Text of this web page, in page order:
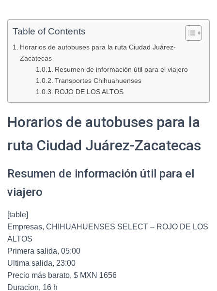
Table of Contents
Horarios de autobuses para la ruta Ciudad Juárez-
Zacatecas
Resumen de información útil para el viajero
Transportes Chihuahuenses
ROJO DE LOS ALTOS
Horarios de autobuses para la
ruta Ciudad Juárez-Zacatecas
Resumen de información útil para el
viajero
[table]
Empresas, CHIHUAHUENSES SELECT – ROJO DE LOS
ALTOS
Primera salida, 05:00
Ultima salida, 23:00
Precio más barato, $ MXN 1656
Duracion, 16 h